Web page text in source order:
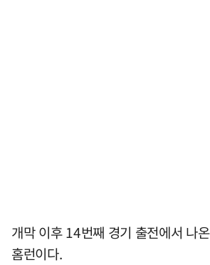
개막 이후 14번째 경기 출전에서 나
홈런이다.